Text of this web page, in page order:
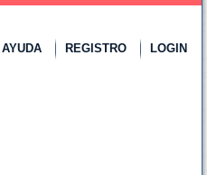
AYUDA REGISTRO LOGIN